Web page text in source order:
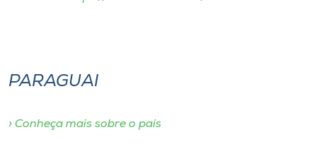
PARAGUAI
› Conheça mais sobre o país